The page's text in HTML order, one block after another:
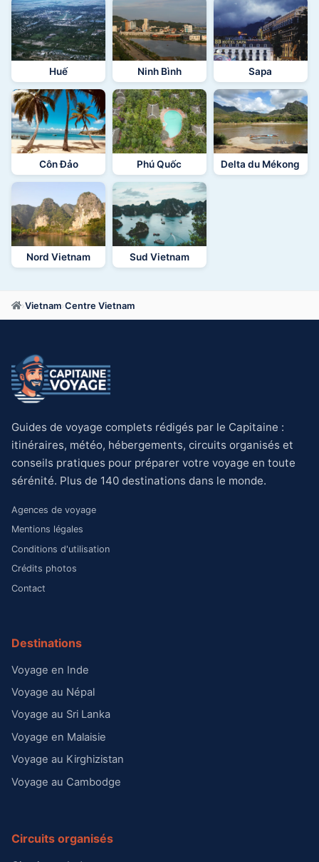
Huế Ninh Bình Sapa
Côn Đảo Phú Quốc Delta du Mékong
Nord Vietnam Sud Vietnam
›Vietnam›Centre Vietnam
Guides de voyage complets rédigés par le Capitaine :
itinéraires, météo, hébergements, circuits organisés et
conseils pratiques pour préparer votre voyage en toute
sérénité. Plus de 140 destinations dans le monde.
Agences de voyage
Mentions légales
Conditions d'utilisation
Crédits photos
Contact
Destinations
Voyage en Inde
Voyage au Népal
Voyage au Sri Lanka
Voyage en Malaisie
Voyage au Kirghizistan
Voyage au Cambodge
Circuits organisés